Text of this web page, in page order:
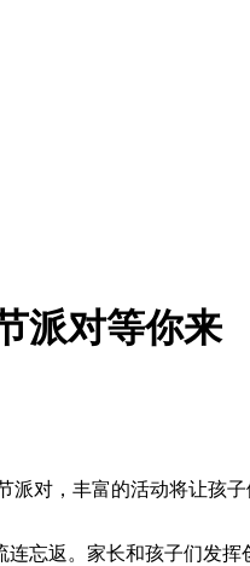
派对等你来
对，丰富的活动将让孩
忘返。家长和孩子们发